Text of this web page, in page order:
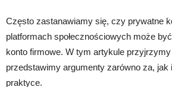
Często zastanawiamy się, czy prywatne
platformach społecznościowych może
konto firmowe. W tym artykule
przedstawimy argumenty zarówno za, jak
praktyce.